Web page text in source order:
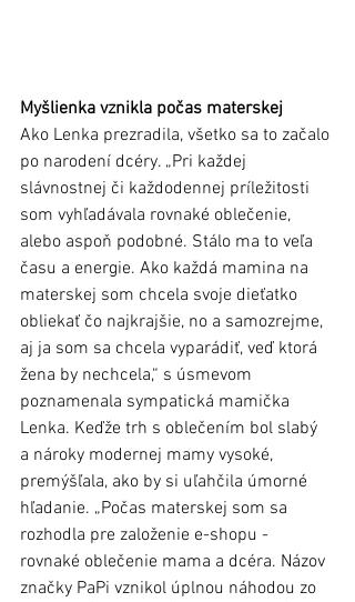
Myšlienka vznikla počas materskej
Ako Lenka prezradila, všetko sa to začalo
po narodení dcéry. „Pri každej
slávnostnej či každodennej príležitosti
som vyhľadávala rovnaké oblečenie,
alebo aspoň podobné. Stálo ma to veľa
času a energie. Ako každá mamina na
materskej som chcela svoje dieťatko
obliekať čo najkrajšie, no a samozrejme,
aj ja som sa chcela vyparádiť, veď ktorá
žena by nechcela,“ s úsmevom
poznamenala sympatická mamička
Lenka. Keďže trh s oblečením bol slabý
a nároky modernej mamy vysoké,
premýšľala, ako by si uľahčila úmorné
hľadanie. „Počas materskej som sa
rozhodla pre založenie e-shopu -
rovnaké oblečenie mama a dcéra. Názov
značky PaPi vznikol úplnou náhodou zo